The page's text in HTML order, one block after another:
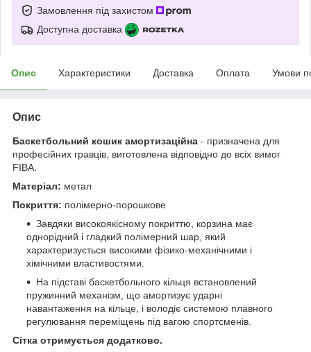
Замовлення під захистом
Доступна доставка
Опис Характеристики Доставка Оплата Умови
Опис
Баскетбольний кошик амортизаційна - призначена для
професійних гравців, виготовлена відповідно до всіх вимог
FIBA.
Матеріал: метал
Покриття: полімерно-порошкове
Завдяки високоякісному покриттю, корзина має
однорідний і гладкий полімерний шар, який
характеризується високими фізико-механічними і
хімічними властивостями.
На підставі баскетбольного кільця встановлений
пружинний механізм, що амортизує ударні
навантаження на кільце, і володіє системою плавного
регулювання переміщень під вагою спортсменів.
Сітка отримується додатково.